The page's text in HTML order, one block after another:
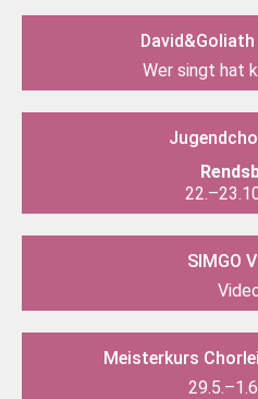
Wer singt hat
SIMGO
Meisterkurs